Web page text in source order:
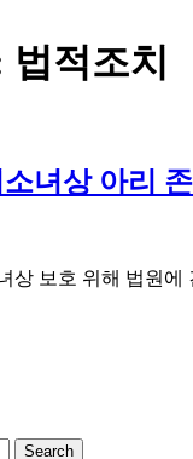
법적조치
녀상 아리
상 보호 위해 법원에